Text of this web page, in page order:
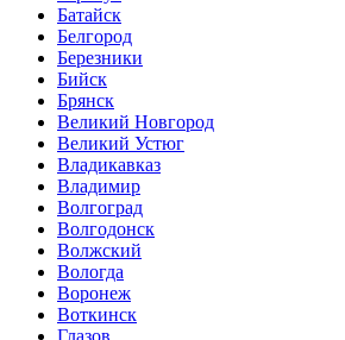
Батайск
Белгород
Березники
Бийск
Брянск
Великий Новгород
Великий Устюг
Владикавказ
Владимир
Волгоград
Волгодонск
Волжский
Вологда
Воронеж
Воткинск